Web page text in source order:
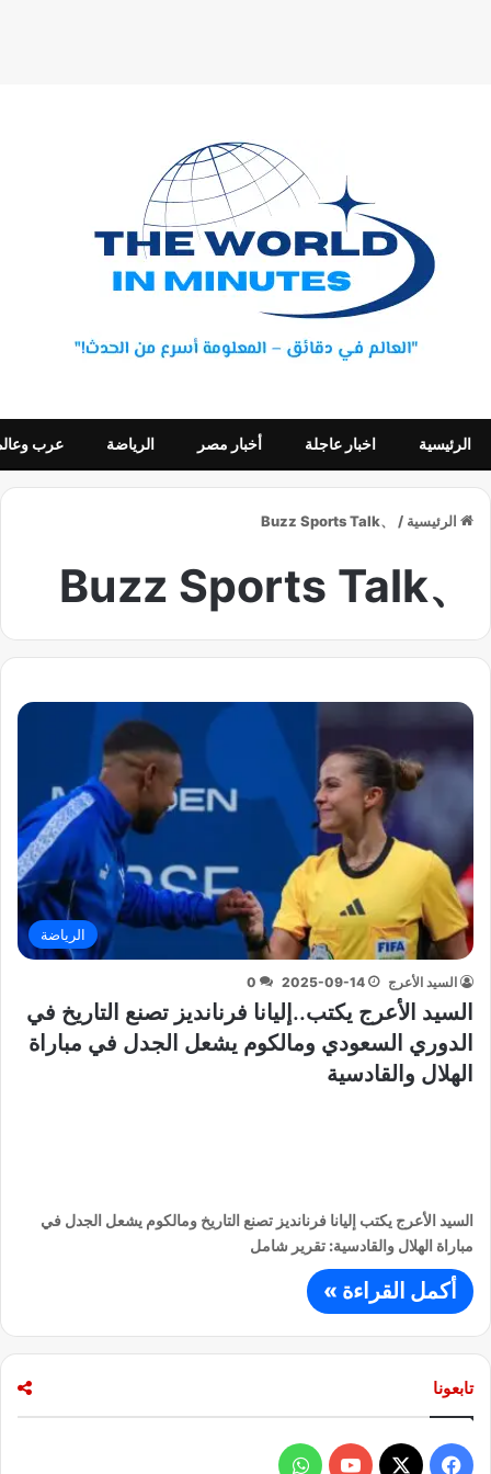
الرئيسية اخبار عاجلة أخبار مصر الرياضة عرب
الرئيسية /
、Buzz Sports Talk
、Buzz Sports Talk
الرياضة
السيد الأعرج 2025-09-14
0
السيد الأعرج يكتب..إليانا فرنانديز تصنع التاريخ في
الدوري السعودي ومالكوم يشعل الجدل في مباراة
الهلال والقادسية
السيد الأعرج يكتب إليانا فرنانديز تصنع التاريخ ومالكوم يشعل الجدل في
مباراة الهلال والقادسية: تقرير شامل
أكمل القراءة »
تابعونا